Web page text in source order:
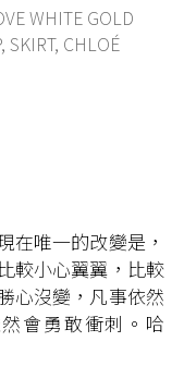
WHITE GOLD
SKIRT, CHLOÉ
在唯一的改變是，
較小心翼翼，比較
心沒變，凡事依然
會勇敢衝刺。哈